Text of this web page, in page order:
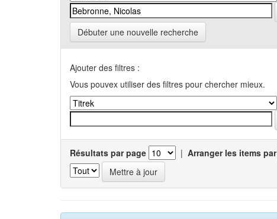
Débuter une nouvelle recherche
Ajouter des filtres :
Vous pouvex utiliser des filtres pour chercher mieux.
Résultats par page | Arranger les items par